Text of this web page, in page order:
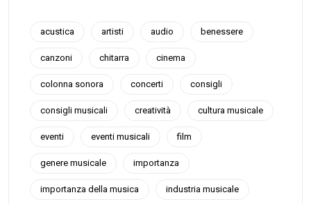
acustica artisti audio benessere
canzoni chitarra cinema
colonna sonora concerti consigli
consigli musicali creatività cultura musicale
eventi eventi musicali film
genere musicale importanza
importanza della musica industria musicale